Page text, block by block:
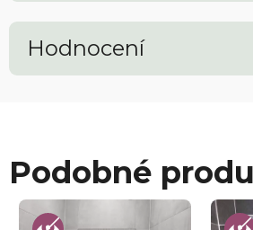
Hodnocení
Podobné